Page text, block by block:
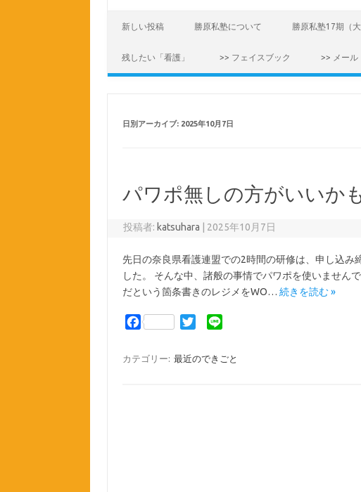
新しい投稿 勝原私塾について 勝原私塾17期（
残したい「看護」 >> フェイスブック >> メール
日別アーカイブ: 2025年10月7日
パワポ無しの方がいいか
投稿者: katsuhara 2025年10月7日
先日の奈良県看護連盟での2時間の研修は、申し込
した。 そんな中、諸般の事情でパワポを使いません
だという箇条書きのレジメをWO… 続きを読む »
F
i
n
カテゴリー: 最近のできごと